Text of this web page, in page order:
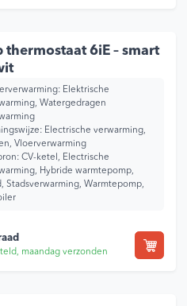
thermostaat 6iE – smart
Elektrische
Watergedragen
Electrische verwarming,
Vloerverwarming
CV-ketel, Electrische
Hybride warmtepomp,
Stadsverwarming, Warmtepomp,
maandag verzonden